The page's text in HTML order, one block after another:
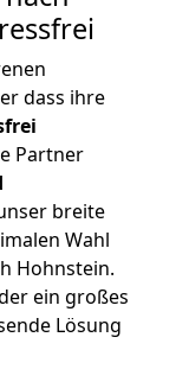
dass ihre
Partner
breite
Wahl
Hohnstein.
ein großes
Lösung